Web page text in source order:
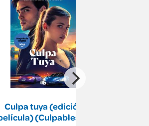
Culpa tuya (edición
(Culpables 2)